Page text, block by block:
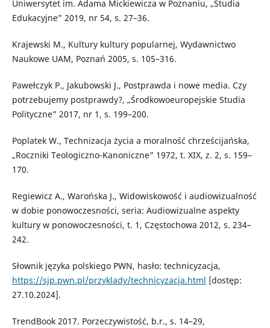
Uniwersytet im. Adama Mickiewicza w Poznaniu, „Studia
Edukacyjne” 2019, nr 54, s. 27–36.
Krajewski M., Kultury kultury popularnej, Wydawnictwo
Naukowe UAM, Poznań 2005, s. 105–316.
Pawełczyk P., Jakubowski J., Postprawda i nowe media. Czy
potrzebujemy postprawdy?, „Środkowoeuropejskie Studia
Polityczne” 2017, nr 1, s. 199–200.
Poplatek W., Technizacja życia a moralność chrześcijańska,
„Roczniki Teologiczno-Kanoniczne” 1972, t. XIX, z. 2, s. 159–
170.
Regiewicz A., Warońska J., Widowiskowość i audiowizualność
w dobie ponowoczesności, seria: Audiowizualne aspekty
kultury w ponowoczesności, t. 1, Częstochowa 2012, s. 234–
242.
Słownik języka polskiego PWN, hasło: technicyzacja,
https://sjp.pwn.pl/przyklady/technicyzacja.html [dostęp:
27.10.2024].
TrendBook 2017. Porzeczywistość, b.r., s. 14–29,